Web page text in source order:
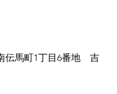
伝馬町1丁目6番地　吉